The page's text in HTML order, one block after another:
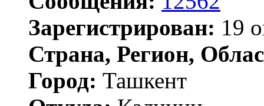
Зарегистрирован: 19
Страна, Регион,
Город: Ташкент